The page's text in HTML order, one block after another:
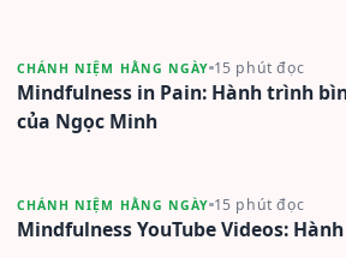
CHÁNH NIỆM HẰNG NGÀY 15 phút đọc
Mindfulness in Pain: Hành trình
của Ngọc Minh
CHÁNH NIỆM HẰNG NGÀY 15 phút đọc
Mindfulness YouTube Videos: